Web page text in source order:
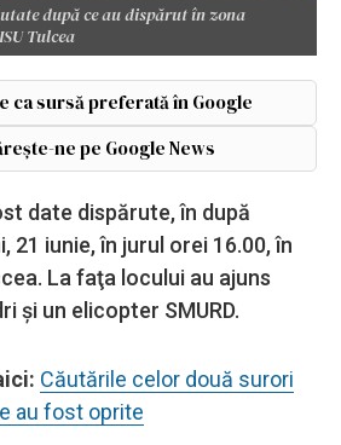
după ce au dispărut în zona
Tulcea
ca sursă preferată în Google
ne pe Google News
date dispărute, în după
21 iunie, în jurul orei 16.00, în
La faţa locului au ajuns
şi un elicopter SMURD.
Căutările celor două surori
au fost oprite